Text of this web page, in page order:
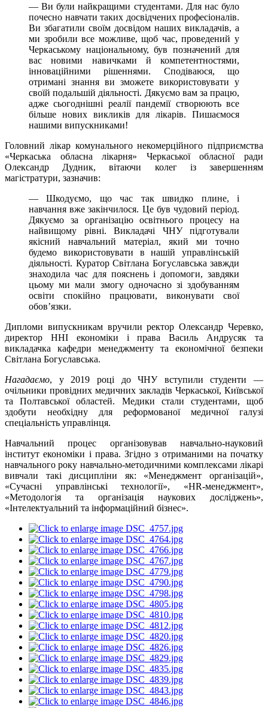
— Ви були найкращими студентами. Для нас було
почесно навчати таких досвідчених професіоналів.
Ви збагатили своїм досвідом наших викладачів, а
ми зробили все можливе, щоб час, проведений у
Черкаському національному, був позначений для
вас новими навичками й компетентностями,
інноваційними рішеннями. Сподіваюся, що
отримані знання ви зможете використовувати у
своїй подальшій діяльності. Дякуємо вам за працю,
адже сьогоднішні реалії пандемії створюють все
більше нових викликів для лікарів. Пишаємося
нашими випускниками!
Головний лікар комунального некомерційного підприємства
«Черкаська обласна лікарня» Черкаської обласної ради
Олександр Дудник, вітаючи колег із завершенням
магістратури, зазначив:
— Шкодуємо, що час так швидко плине, і
навчання вже закінчилося. Це був чудовий період.
Дякуємо за організацію освітнього процесу на
найвищому рівні. Викладачі ЧНУ підготували
якісний навчальний матеріал, який ми точно
будемо використовувати в нашій управлінській
діяльності. Куратор Світлана Богуславська завжди
знаходила час для пояснень і допомоги, завдяки
цьому ми мали змогу одночасно зі здобуванням
освіти спокійно працювати, виконувати свої
обов’язки.
Дипломи випускникам вручили ректор Олександр Черевко,
директор ННІ економіки і права Василь Андрусяк та
викладачка кафедри менеджменту та економічної безпеки
Світлана Богуславська.
Нагадаємо, у 2019 році до ЧНУ вступили студенти —
очільники провідних медичних закладів Черкаської, Київської
та Полтавської областей. Медики стали студентами, щоб
здобути необхідну для реформованої медичної галузі
спеціальність управлiнця.
Навчальний процес організовував навчально-науковий
інститут економіки і права. Згідно з отриманими на початку
навчального року навчально-методичними комплексами лікарі
вивчали такі дисципліни як: «Менеджмент організацій»,
«Сучасні управлінські технології», «HR-менеджмент»,
«Методологія та організація наукових досліджень»,
«Інтелектуальний та інформаційний бізнес».